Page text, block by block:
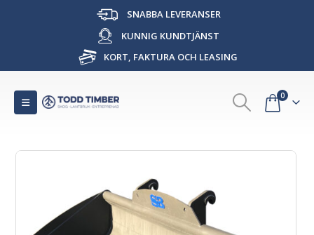
SNABBA LEVERANSER
KUNNIG KUNDTJÄNST
KORT, FAKTURA OCH LEASING
0